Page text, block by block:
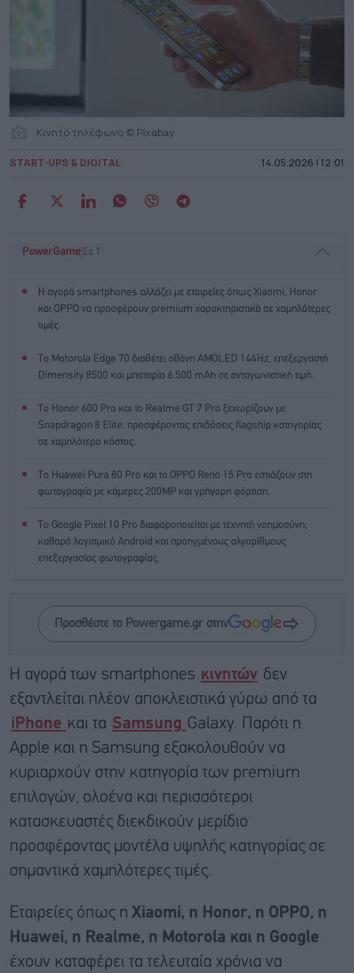
Κινητό τηλέφωνο © Pixabay
START-UPS & DIGITAL 14.05.2026 | 12:01
PowerGame Σε 1'
Η αγορά smartphones αλλάζει με εταιρείες όπως Xiaomi, Honor
και OPPO να προσφέρουν premium χαρακτηριστικά σε χαμηλότερες
τιμές.
Το Motorola Edge 70 διαθέτει οθόνη AMOLED 144Hz, επεξεργαστή
Dimensity 8500 και μπαταρία 6.500 mAh σε ανταγωνιστική τιμή.
Το Honor 600 Pro και το Realme GT 7 Pro ξεχωρίζουν με
Snapdragon 8 Elite, προσφέροντας επιδόσεις flagship κατηγορίας
σε χαμηλότερο κόστος.
Το Huawei Pura 80 Pro και το OPPO Reno 15 Pro εστιάζουν στη
φωτογραφία με κάμερες 200MP και γρήγορη φόρτιση.
Το Google Pixel 10 Pro διαφοροποιείται με τεχνητή νοημοσύνη,
καθαρό λογισμικό Android και προηγμένους αλγορίθμους
επεξεργασίας φωτογραφίας.
Προσθέστε το Powergame.gr στην
Η αγορά των smartphones κινητών δεν
εξαντλείται πλέον αποκλειστικά γύρω από τα
iPhone και τα Samsung Galaxy. Παρότι η
Apple και η Samsung εξακολουθούν να
κυριαρχούν στην κατηγορία των premium
επιλογών, ολοένα και περισσότεροι
κατασκευαστές διεκδικούν μερίδιο
προσφέροντας μοντέλα υψηλής κατηγορίας σε
σημαντικά χαμηλότερες τιμές.
Εταιρείες όπως η Xiaomi, η Honor, η OPPO, η
Huawei, η Realme, η Motorola και η Google
έχουν καταφέρει τα τελευταία χρόνια να